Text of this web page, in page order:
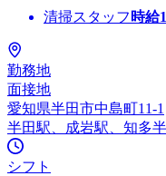
清掃スタッフ 時給
勤務地
面接地
愛知県半田市中島町11-1
半田駅、成岩駅、知多
シフト